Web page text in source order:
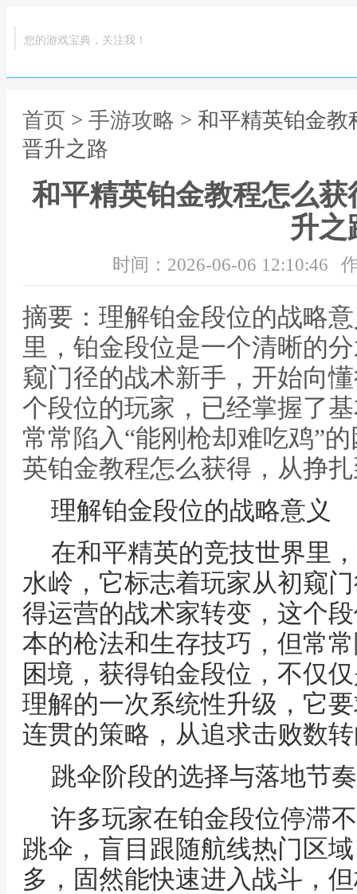
您的游戏宝典，关注我！
首页 > 手游攻略 > 和平精英铂金
晋升之路
和平精英铂金教程怎么
升之
时间：2026-06-06 12:10:46
摘要：理解铂金段位的战略
里，铂金段位是一个清晰的
窥门径的战术新手，开始向
个段位的玩家，已经掌握了
常常陷入“能刚枪却难吃鸡”
英铂金教程怎么获得，从挣
理解铂金段位的战略意义
在和平精英的竞技世界里
水岭，它标志着玩家从初窥
得运营的战术家转变，这个
本的枪法和生存技巧，但常
困境，获得铂金段位，不仅
理解的一次系统性升级，它
连贯的策略，从追求击败数
跳伞阶段的选择与落地节奏
许多玩家在铂金段位停滞
跳伞，盲目跟随航线热门区
多，固然能快速进入战斗，